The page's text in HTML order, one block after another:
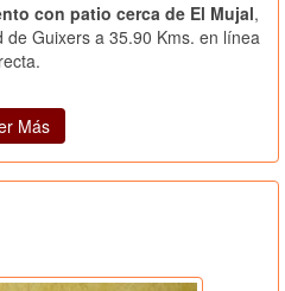
con patio cerca de El Mujal,
Guixers a 35.90 Kms. en línea
recta.
Más